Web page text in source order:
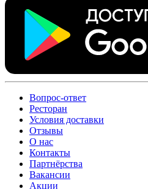
Вопрос-ответ
Ресторан
Условия доставки
Отзывы
О нас
Контакты
Партнёрства
Вакансии
Акции